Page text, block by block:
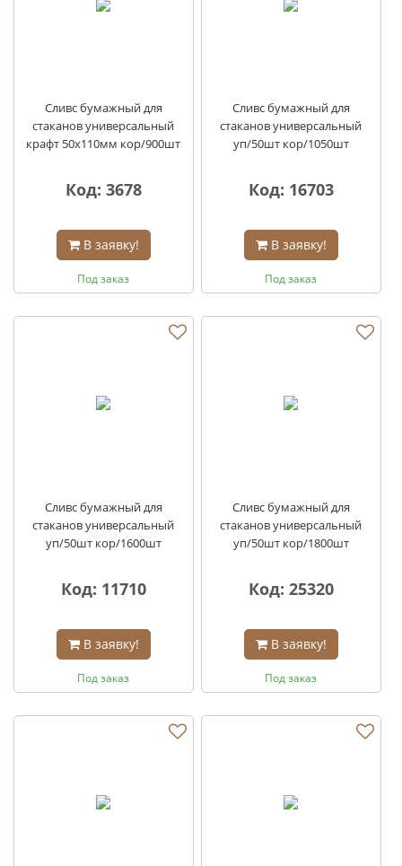
Сливс бумажный для
стаканов универсальный
крафт 50х110мм кор/900шт
Код: 3678
В заявку!
Под заказ
Сливс бумажный для
стаканов универсальный
уп/50шт кор/1050шт
Код: 16703
В заявку!
Под заказ
Сливс бумажный для
стаканов универсальный
уп/50шт кор/1600шт
Код: 11710
В заявку!
Под заказ
Сливс бумажный для
стаканов универсальный
уп/50шт кор/1800шт
Код: 25320
В заявку!
Под заказ